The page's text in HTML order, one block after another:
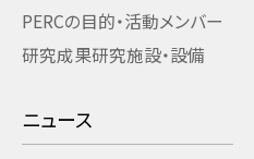
PERCの目的・活動メンバー
研究成果研究施設・設備
ニュース